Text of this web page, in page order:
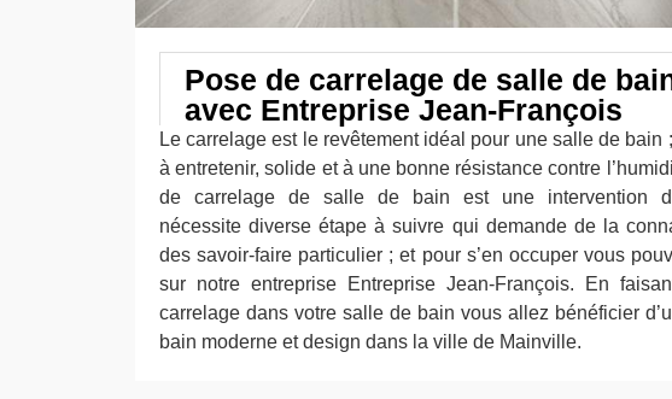
Pose de carrelage de salle de
avec Entreprise Jean-François
Le carrelage est le revêtement idéal pour une salle de bain
à entretenir, solide et à une bonne résistance contre
de carrelage de salle de bain est une intervention
nécessite diverse étape à suivre qui demande de la
des savoir-faire particulier ; et pour s’en occuper vous
sur notre entreprise Entreprise Jean-François. En
carrelage dans votre salle de bain vous allez bénéficier
bain moderne et design dans la ville de Mainville.